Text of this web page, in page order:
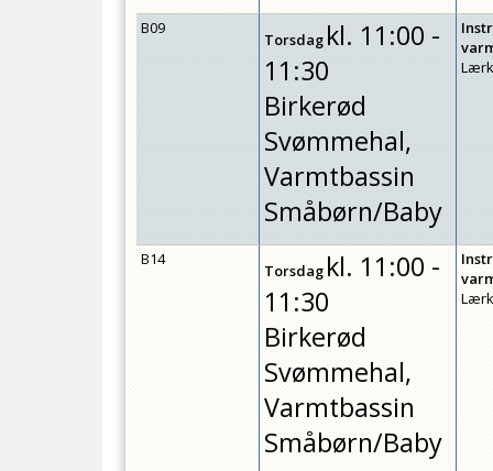
B09
Torsdagkl. 11:00 -
11:30
Birkerød
Svømmehal,
Varmtbassin
Småbørn/Baby
B14
Torsdagkl. 11:00 -
11:30
Birkerød
Svømmehal,
Varmtbassin
Småbørn/Baby